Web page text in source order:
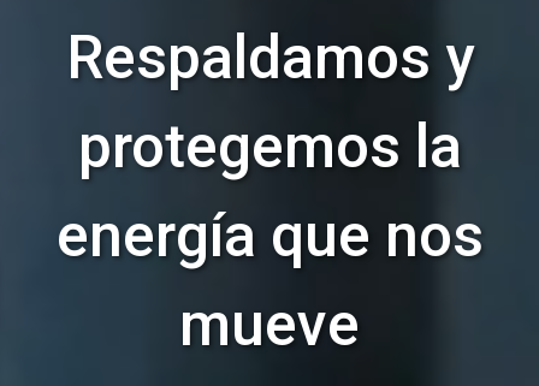
Respaldamos y
protegemos la
energía que nos
mueve